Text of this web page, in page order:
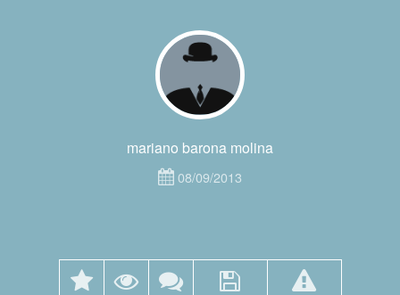
mariano barona molina
08/09/2013